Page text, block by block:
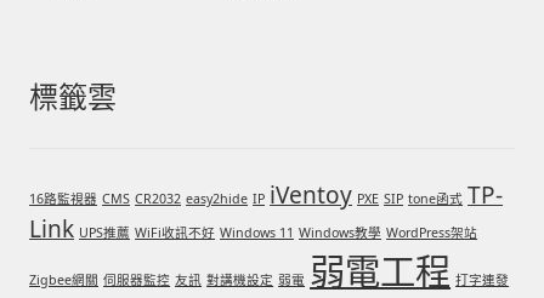
標籤雲
16路監視器 CMS CR2032 easy2hide IP iVentoy PXE SIP tone函式 TP-
Link UPS推薦 WiFi收訊不好 Windows 11 Windows教學 WordPress架站
Zigbee網關 伺服器監控 友訊 對講機設定 弱電 弱電工程 打字連發